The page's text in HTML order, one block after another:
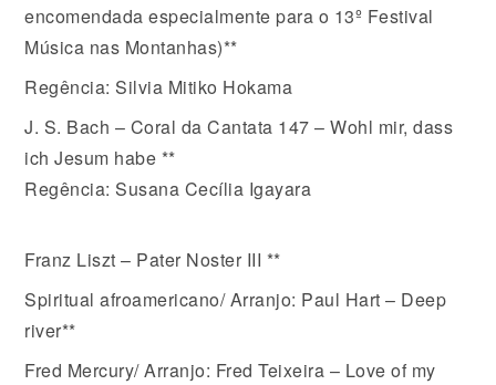
encomendada especialmente para o 13º Festival
Música nas Montanhas)**
Regência: Silvia Mitiko Hokama
J. S. Bach – Coral da Cantata 147 – Wohl mir, dass
ich Jesum habe **
Regência: Susana Cecília Igayara
Franz Liszt – Pater Noster III **
Spiritual afroamericano/ Arranjo: Paul Hart – Deep
river**
Fred Mercury/ Arranjo: Fred Teixeira – Love of my